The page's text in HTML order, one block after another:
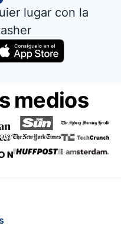
lugar con la
medios